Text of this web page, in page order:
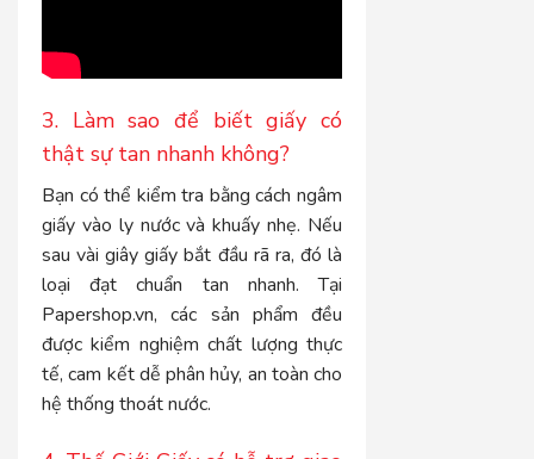
3. Làm sao để biết giấy có
thật sự tan nhanh không?
Bạn có thể kiểm tra bằng cách ngâm
giấy vào ly nước và khuấy nhẹ. Nếu
sau vài giây giấy bắt đầu rã ra, đó là
loại đạt chuẩn tan nhanh. Tại
Papershop.vn, các sản phẩm đều
được kiểm nghiệm chất lượng thực
tế, cam kết dễ phân hủy, an toàn cho
hệ thống thoát nước.